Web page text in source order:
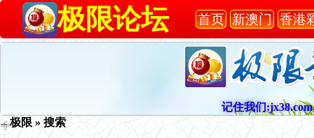
极限论坛 首页 新澳门 香港
记住我们
极限 » 搜索